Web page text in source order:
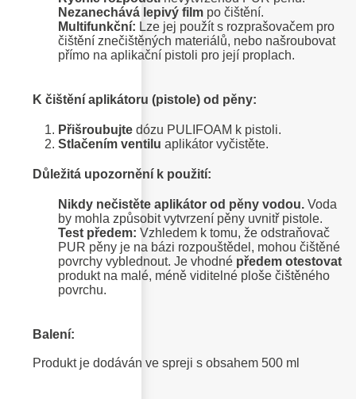
Nezanechává lepivý film po čištění.
Multifunkční: Lze jej použít s rozprašovačem pro
čištění znečištěných materiálů, nebo našroubovat
přímo na aplikační pistoli pro její proplach.
K čištění aplikátoru (pistole) od pěny:
Přišroubujte dózu PULIFOAM k pistoli.
Stlačením ventilu aplikátor vyčistěte.
Důležitá upozornění k použití:
Nikdy nečistěte aplikátor od pěny vodou. Voda
by mohla způsobit vytvrzení pěny uvnitř pistole.
Test předem: Vzhledem k tomu, že odstraňovač
PUR pěny je na bázi rozpouštědel, mohou čištěné
povrchy vyblednout. Je vhodné předem otestovat
produkt na malé, méně viditelné ploše čištěného
povrchu.
Balení:
Produkt je dodáván ve spreji s obsahem 500 ml